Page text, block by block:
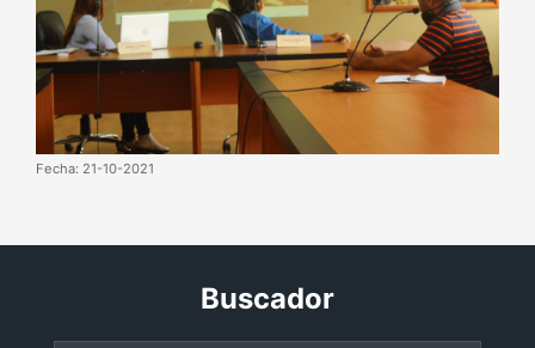
Fecha: 21-10-2021
Buscador